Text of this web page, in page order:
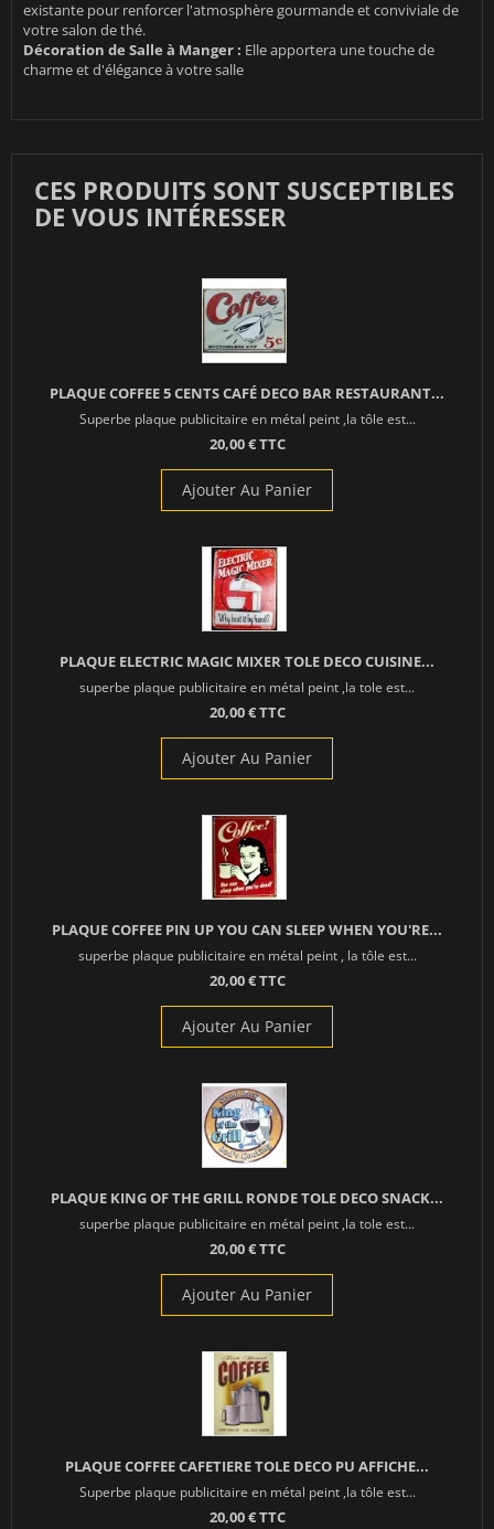
existante pour renforcer l'atmosphère gourmande et conviviale de
votre salon de thé.
Décoration de Salle à Manger : Elle apportera une touche de
charme et d'élégance à votre salle
CES PRODUITS SONT SUSCEPTIBLES
DE VOUS INTÉRESSER
PLAQUE COFFEE 5 CENTS CAFÉ DECO BAR RESTAURANT...
Superbe plaque publicitaire en métal peint ,la tôle est...
20,00 € TTC
Ajouter Au Panier
PLAQUE ELECTRIC MAGIC MIXER TOLE DECO CUISINE...
superbe plaque publicitaire en métal peint ,la tole est...
20,00 € TTC
Ajouter Au Panier
PLAQUE COFFEE PIN UP YOU CAN SLEEP WHEN YOU'RE...
superbe plaque publicitaire en métal peint , la tôle est...
20,00 € TTC
Ajouter Au Panier
PLAQUE KING OF THE GRILL RONDE TOLE DECO SNACK...
superbe plaque publicitaire en métal peint ,la tole est...
20,00 € TTC
Ajouter Au Panier
PLAQUE COFFEE CAFETIERE TOLE DECO PU AFFICHE...
Superbe plaque publicitaire en métal peint ,la tôle est...
20,00 € TTC